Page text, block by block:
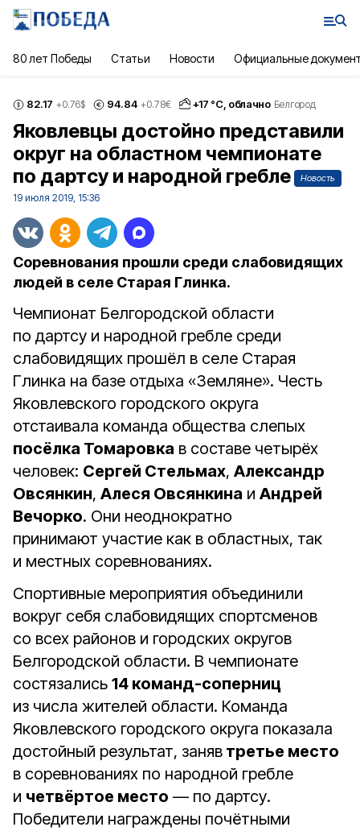
80 лет Победы Статьи Новости Официальные
82.17 +0.76$ 94.84 +0.78€ +17 °С, облачно Белгород
Яковлевцы достойно представили
округ на областном чемпионате
по дартсу и народной гребле
Новость
19 июля 2019, 15:36
Соревнования прошли среди слабовидящих
людей в селе Старая Глинка.
Чемпионат Белгородской области
по дартсу и народной гребле среди
слабовидящих прошёл в селе Старая
Глинка на базе отдыха «Земляне». Честь
Яковлевского городского округа
отстаивала команда общества слепых
посёлка Томаровка в составе четырёх
человек: Сергей Стельмах, Александр
Овсянкин, Алеся Овсянкина и Андрей
Вечорко. Они неоднократно
принимают участие как в областных, так
и местных соревнованиях.
Спортивные мероприятия объединили
вокруг себя слабовидящих спортсменов
со всех районов и городских округов
Белгородской области. В чемпионате
состязались 14 команд-соперниц
из числа жителей области. Команда
Яковлевского городского округа показала
достойный результат, заняв третье место
в соревнованиях по народной гребле
и четвёртое место — по дартсу.
Победители награждены почётными